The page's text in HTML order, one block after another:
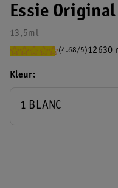
Essie
13,5ml
(4.68/5)12630
Kleur
1 BLANC